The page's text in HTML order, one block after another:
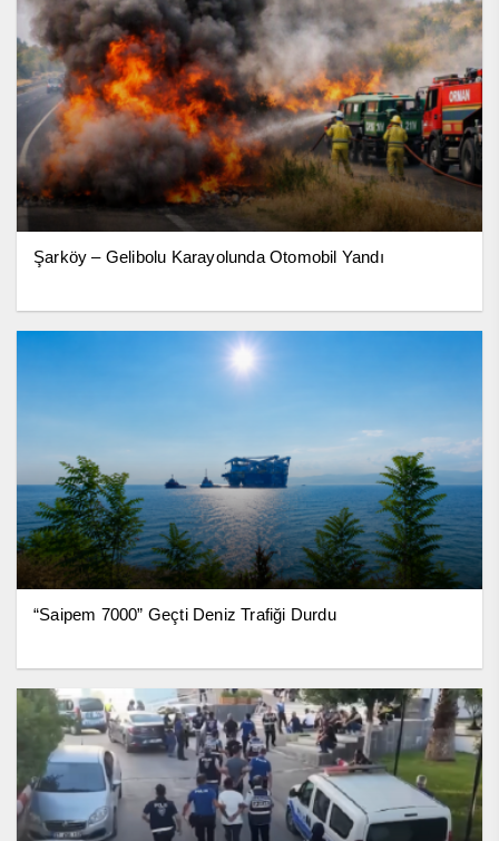
Şarköy – Gelibolu Karayolunda Otomobil Yandı
“Saipem 7000” Geçti Deniz Trafiği Durdu